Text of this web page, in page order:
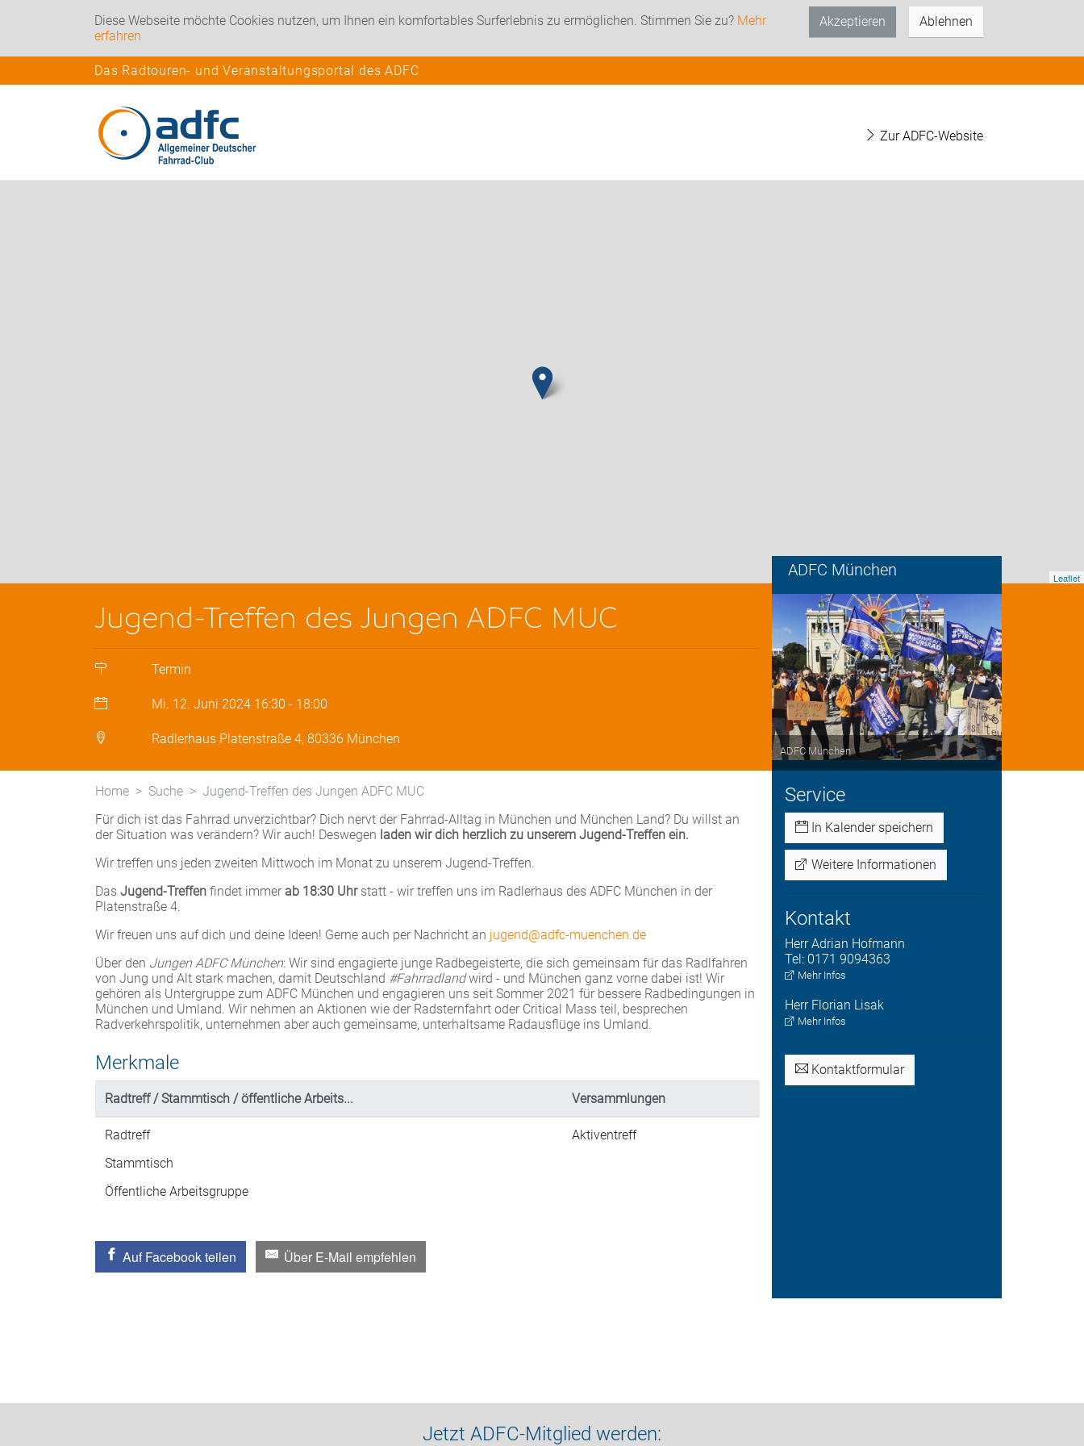
Diese Webseite möchte Cookies nutzen, um Ihnen ein komfortables Surferlebnis zu ermöglichen. Stimmen Sie zu? Mehr
erfahren
Akzeptieren Ablehnen
Das Radtouren- und Veranstaltungsportal des ADFC
Zur ADFC-Website
Leaflet
ADFC München
Jugend-Treffen des Jungen ADFC MUC
Termin
Mi. 12. Juni 2024 16:30 - 18:00
Radlerhaus Platenstraße 4, 80336 München
ADFC München
Service
In Kalender speichern
Weitere Informationen
Kontakt
Herr Adrian Hofmann
Tel: 0171 9094363
Mehr Infos
Herr Florian Lisak
Mehr Infos
Kontaktformular
Home Suche
Jugend-Treffen des Jungen ADFC MUC
Für dich ist das Fahrrad unverzichtbar? Dich nervt der Fahrrad-Alltag in München und München Land? Du willst an
der Situation was verändern? Wir auch! Deswegen laden wir dich herzlich zu unserem Jugend-Treffen ein.
Wir treffen uns jeden zweiten Mittwoch im Monat zu unserem Jugend-Treffen.
Das Jugend-Treffen findet immer ab 18:30 Uhrstatt - wir treffen uns im Radlerhaus des ADFC München in der
Platenstraße 4.
Wir freuen uns auf dich und deine Ideen! Gerne auch per Nachricht an jugend@adfc-muenchen.de
Über den Jungen ADFC München: Wir sind engagierte junge Radbegeisterte, die sich gemeinsam für das Radlfahren
von Jung und Alt stark machen, damit Deutschland #Fahrradlandwird - und München ganz vorne dabei ist! Wir
gehören als Untergruppe zum ADFC München und engagieren uns seit Sommer 2021 für bessere Radbedingungen in
München und Umland. Wir nehmen an Aktionen wie der Radsternfahrt oder Critical Mass teil, besprechen
Radverkehrspolitik, unternehmen aber auch gemeinsame, unterhaltsame Radausflüge ins Umland.
Merkmale
Radtreff / Stammtisch / öffentliche Arbeits... Versammlungen
Radtreff
Stammtisch
Öffentliche Arbeitsgruppe
Aktiventreff
Auf Facebook teilen Über E-Mail empfehlen
Jetzt ADFC-Mitglied werden: